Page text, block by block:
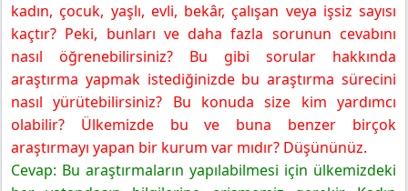
5. Sınıf Matematik Ders Kitabı Sayfa 63 Cevapları MEB
Yayınları
Örnek 2
5. Sınıf Matematik Ders Kitabı Sayfa 64 Cevapları MEB
Yayınları
Etkinlik 1 Araştırma Sorusu Oluşturma
Örnek 3
5. Sınıf Matematik Ders Kitabı Sayfa 65 Cevapları MEB
Yayınları
kadın, çocuk, yaşlı, evli, bekâr, çalışan veya işsiz sayısı
kaçtır? Peki, bunları ve daha fazla sorunun cevabını
nasıl öğrenebilirsiniz? Bu gibi sorular hakkında
araştırma yapmak istediğinizde bu araştırma sürecini
nasıl yürütebilirsiniz? Bu konuda size kim yardımcı
olabilir? Ülkemizde bu ve buna benzer birçok
araştırmayı yapan bir kurum var mıdır? Düşününüz.
Cevap: Bu araştırmaların yapılabilmesi için ülkemizdeki